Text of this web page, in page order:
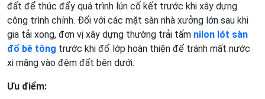
đất để thúc đẩy quá trình lún cố kết trước khi xây dựng
công trình chính. Đối với các mặt sàn nhà xưởng lớn sau khi
gia tải xong, đơn vị xây dựng thường trải tấm nilon lót sàn
đổ bê tông trước khi đổ lớp hoàn thiện để tránh mất nước
xi măng vào đệm đất bên dưới.
Ưu điểm: